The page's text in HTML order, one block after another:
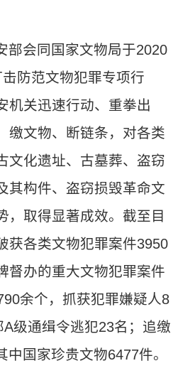
会同国家文物局于2020
防范文物犯罪专项行
机关迅速行动、重拳出
缴文物、断链条，对各类
文化遗址、古墓葬、盗窃
其构件、盗窃损毁革命文
，取得显著成效。截至目
获各类文物犯罪案件3950
督办的重大文物犯罪案件
余个，抓获犯罪嫌疑人8
级通缉令逃犯23名；追缴
国家珍贵文物6477件。